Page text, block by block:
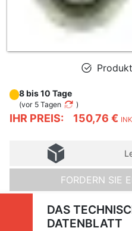
IHR PREIS: 150,76 €
8 bis 10 Tage
(vor 5 Tagen )
FORDERN SIE
DAS
DATENBLATT